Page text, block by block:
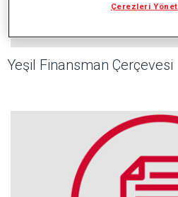
Yeşil Finansman Çerçevesi
Çerezleri Yönet